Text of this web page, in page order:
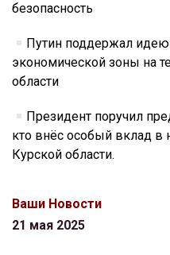
безопасность
Путин поддержал идею
экономической зоны на
области
Президент поручил
кто внёс особый вклад в
Курской области.
Ваши Новости
21 мая 2025